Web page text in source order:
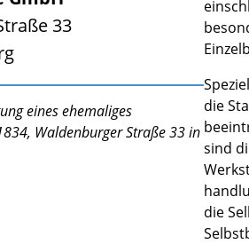
33
eines ehemaliges
Waldenburger Straße 33 in
die
sind
die